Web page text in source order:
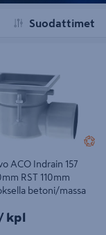
Suodattimet
betoni/massa
ACO Indrain 157
RST 110mm
betoni/massa
kpl